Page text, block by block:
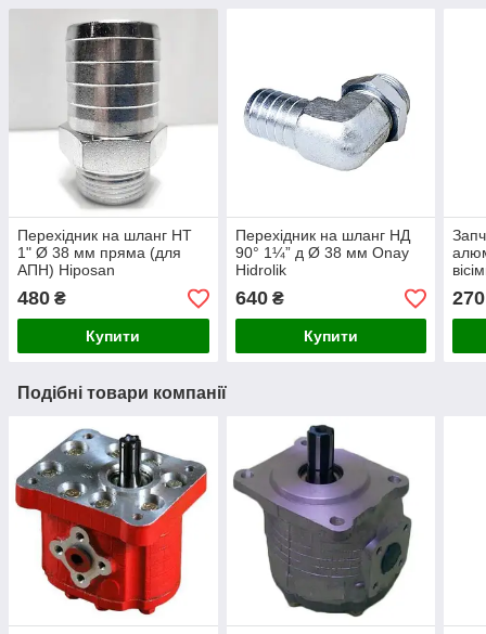
Перехідник на шланг НТ
1" Ø 38 мм пряма (для
АПН) Hiposan
480 ₴
Купити
Перехідник на шланг НД
90° 1¼” д Ø 38 мм Onay
Hidrolik
640₴
Купити
270
Подібні товари компанії